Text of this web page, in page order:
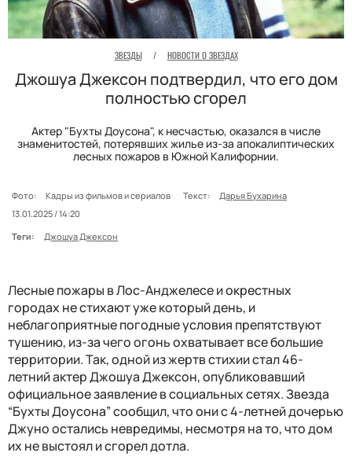
ЗВЕЗДЫ / НОВОСТИ О ЗВЕЗДАХ
Джошуа Джексон подтвердил, что его дом
полностью сгорел
Актер "Бухты Доусона", к несчастью, оказался в числе
знаменитостей, потерявших жилье из-за апокалиптических
лесных пожаров в Южной Калифорнии.
Фото: Кадры из фильмов и сериалов Текст:
Дарья Бухарина
13.01.2025 / 14:20
Теги:
Джошуа Джексон
Лесные пожары в Лос-Анджелесе и окрестных
городах не стихают уже который день, и
неблагоприятные погодные условия препятствуют
тушению, из-за чего огонь охватывает все большие
территории. Так, одной из жертв стихии стал 46-
летний актер Джошуа Джексон, опубликовавший
официальное заявление в социальных сетях. Звезда
“Бухты Доусона” сообщил, что они с 4-летней дочерью
Джуно остались невредимы, несмотря на то, что дом
их не выстоял и сгорел дотла.